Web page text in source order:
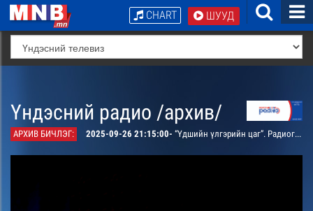
ШУУД
CHART
Үндэсний радио /архив/
АРХИВ БИЧЛЭГ: 2025-09-26 21:15:00- “Үдшийн үлгэрийн цаг”. Радиогийн алтан сангаас: “Омог бардам Эрхүү, түүний цэцэн эцэг Мөнхсарьдаг” үлгэрийг хүүхэд багачууддаа сонсгоно